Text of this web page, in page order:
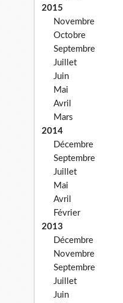
2015
Novembre
Octobre
Septembre
Juillet
Juin
Mai
Avril
Mars
2014
Décembre
Septembre
Juillet
Mai
Avril
Février
2013
Décembre
Novembre
Septembre
Juillet
Juin